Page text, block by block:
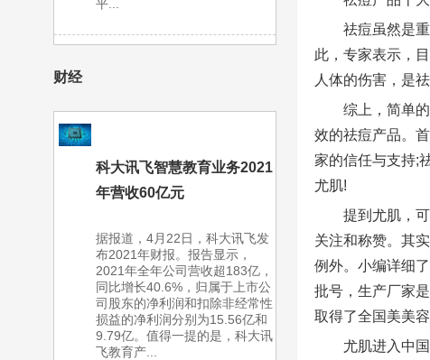
平...
财经
科大讯飞智慧教育业务2021
年营收60亿元
据报道，4月22日，科大讯飞发
布2021年财报。报告显示，
2021年全年公司营收超183亿，
同比增长40.6%，归属于上市公
司股东的净利润和扣除非经常性
损益的净利润分别为15.56亿和
9.79亿。值得一提的是，科大讯
飞教育产...
祛痘虽然是
此，专家表示，
人体的伤害，是
综上，简单
效的祛痘产品。
家的信任与支持;
尤肌!
提到尤肌，
关注和称赞。其
例外。小编详细
批号，生产厂家
取得了全国美美
尤肌进入中